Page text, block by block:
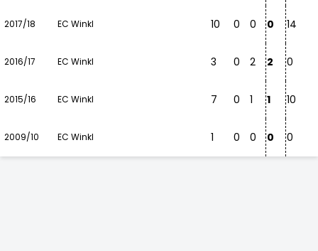
2017/18 EC Winkl 10 0 0 0 14
2016/17 EC Winkl 3 0 2 2 0
2015/16 EC Winkl 7 0 1 1 10
2009/10 EC Winkl 1 0 0 0 0